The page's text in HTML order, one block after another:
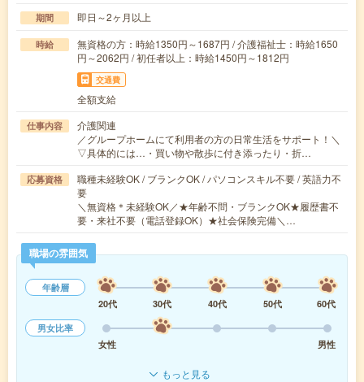
期間 即日～2ヶ月以上
時給
無資格の方：時給1350円～1687円 / 介護福祉士：時給1650
円～2062円 / 初任者以上：時給1450円～1812円
交通費
全額支給
仕事内容
介護関連
／グループホームにて利用者の方の日常生活をサポート！＼
▽具体的には…・買い物や散歩に付き添ったり・折…
応募資格
職種未経験OK / ブランクOK / パソコンスキル不要 / 英語力不
要
＼無資格＊未経験OK／★年齢不問・ブランクOK★履歴書不
要・来社不要（電話登録OK）★社会保険完備＼…
職場の雰囲気
年齢層
20代
30代 40代 50代
60代
男女比率
女性
男性
もっと見る